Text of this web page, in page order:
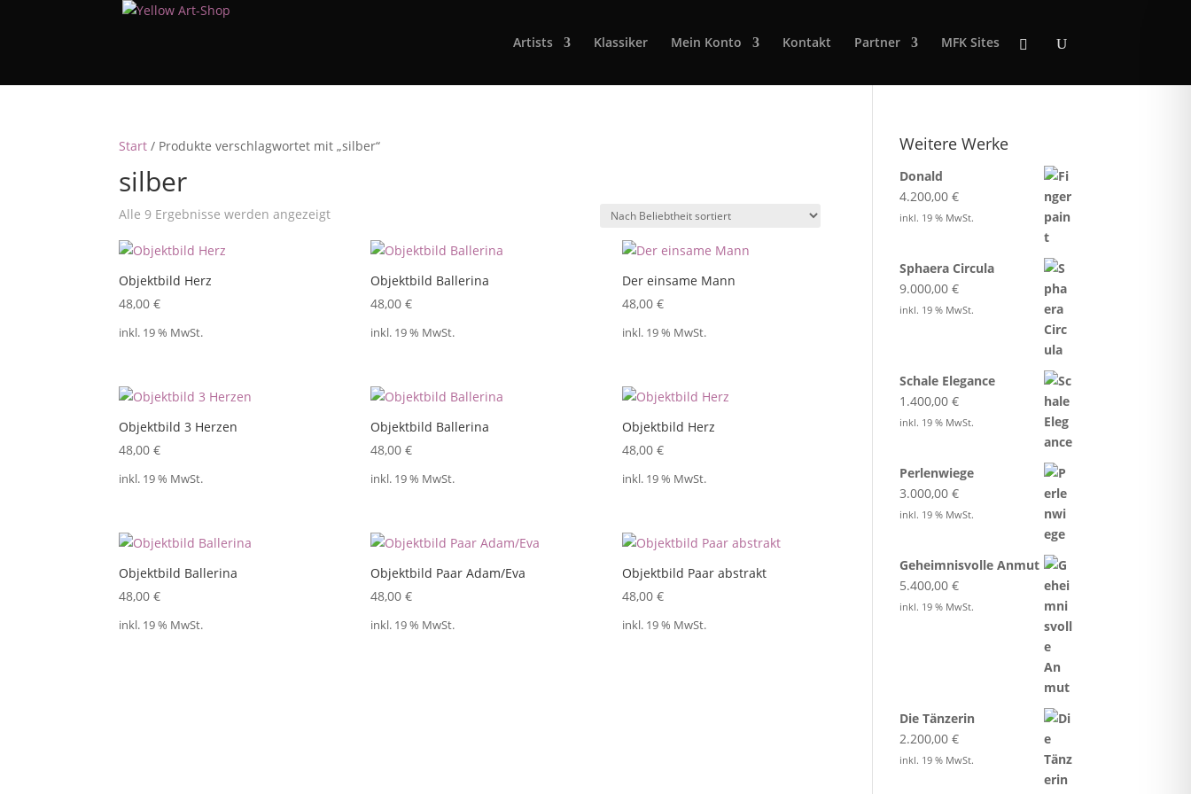
Artists Klassiker Mein Konto Kontakt Partner MFK Sites
Start / Produkte verschlagwortet mit „silber“
silber
Alle 9 Ergebnisse werden angezeigtNach
sortiert
Objektbild Herz
48,00€
inkl. 19 % MwSt.
Objektbild Ballerina
48,00 €
inkl. 19 % MwSt.
Der einsame Mann
48,00 €
inkl. 19 % MwSt.
Objektbild 3 Herzen
48,00€
inkl. 19 % MwSt.
Objektbild Ballerina
48,00 €
inkl. 19 % MwSt.
Objektbild Herz
48,00 €
inkl. 19 % MwSt.
Objektbild Ballerina
48,00€
inkl. 19 % MwSt.
Objektbild Paar Adam/Eva
48,00 €
inkl. 19 % MwSt.
Objektbild Paar abstrakt
48,00 €
inkl. 19 % MwSt.
Weitere Werke
Donald
4.200,00€
inkl. 19 % MwSt.
Sphaera Circula
9.000,00€
inkl. 19 % MwSt.
Schale Elegance
1.400,00€
inkl. 19 % MwSt.
Perlenwiege
3.000,00€
inkl. 19 % MwSt.
Geheimnisvolle Anmut
5.400,00€
inkl. 19 % MwSt.
Die Tänzerin
2.200,00€
inkl. 19 % MwSt.